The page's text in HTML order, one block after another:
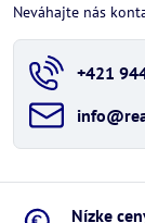
Neváhajte nás
+421
Nízke